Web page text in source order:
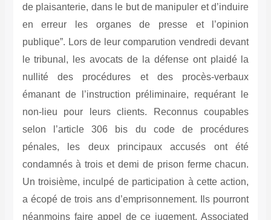
de plaisanterie, dans le but de manipuler et d’induire
en erreur les organes de presse et l’opinion
publique”. Lors de leur comparution vendredi devant
le tribunal, les avocats de la défense ont plaidé la
nullité des procédures et des procès-verbaux
émanant de l’instruction préliminaire, requérant le
non-lieu pour leurs clients. Reconnus coupables
selon l’article 306 bis du code de procédures
pénales, les deux principaux accusés ont été
condamnés à trois et demi de prison ferme chacun.
Un troisième, inculpé de participation à cette action,
a écopé de trois ans d’emprisonnement. Ils pourront
néanmoins faire appel de ce jugement. Associated